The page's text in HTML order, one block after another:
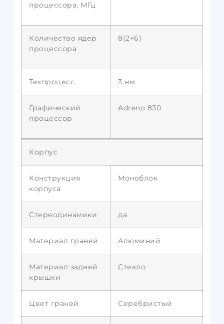
процессора, МГц
Количество ядер
процессора
8(2+6)
Техпроцесс 3 нм
Графический
процессор
Adreno 830
Корпус
Конструкция
корпуса
Моноблок
Стереодинамики да
Материал граней Алюминий
Материал задней
крышки
Стекло
Цвет граней Серебристый